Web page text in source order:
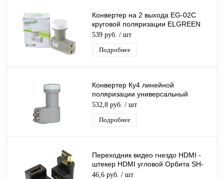
Конвертер на 2 выхода EG-02C
круговой поляризации ELGREEN
TWIN дляТриколор/НТВ-Плюс
539 руб. / шт
Подробнее
Конвертер Ку4 линейной
поляризации универсальный
(Eurosky UQP5) (AК54-ХT2E-F) на 4
вых Ку-4
532,8 руб. / шт
Подробнее
Переходник видео гнездо HDMI -
штекер HDMI угловой Орбита SH-
160/20/2000
46,6 руб. / шт